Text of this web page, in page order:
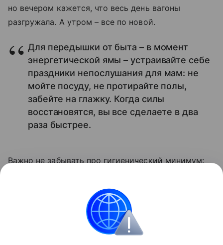
но вечером кажется, что весь день вагоны
разгружала. А утром – все по новой.
Для передышки от быта – в момент
энергетической ямы – устраивайте себе
праздники непослушания для мам: не
мойте посуду, не протирайте полы,
забейте на глажку. Когда силы
восстановятся, вы все сделаете в два
раза быстрее.
Важно не забывать про гигиенический минимум:
не так принципиально. Мама – тоже человек, и она
имеет право взять выходной и пропустить один
круг в своем беличьем колесе.